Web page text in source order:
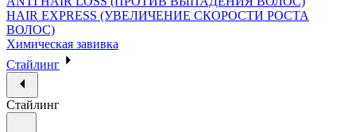
HAIR EXPRESS (УВЕЛИЧЕНИЕ СКОРОСТИ РОСТА
ВОЛОС)
Химическая завивка
Стайлинг
Стайлинг